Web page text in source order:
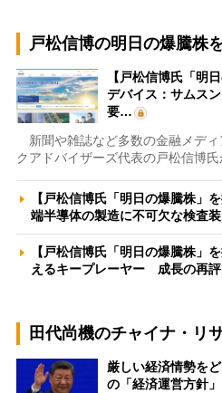
戸松信博の明日の爆騰株
【戸松信博氏「明
デバイス：サムス
要…
新聞や雑誌など多数の金融メデ
クアドバイザーズ代表の戸松信博
【戸松信博氏「明日の爆騰株」
端半導体の製造に不可欠な検査
【戸松信博氏「明日の爆騰株」
えるキープレーヤー 成長の再
田代尚機のチャイナ・リ
厳しい経済情勢を
の「経済運営方針